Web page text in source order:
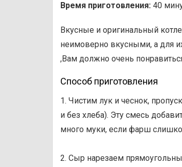
Время приготовления: 40
Вкусные и оригинальный
неимоверно вкусными, а для
,Вам должно очень
Способ приготовления
1. Чистим лук и чеснок,
и без хлеба). Эту смесь
много муки, если фарш
2. Сыр нарезаем